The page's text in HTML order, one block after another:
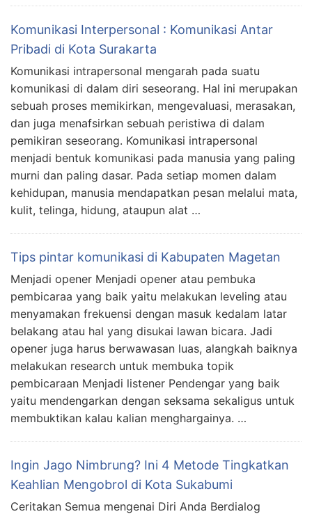
Komunikasi Interpersonal : Komunikasi Antar
Pribadi di Kota Surakarta
Komunikasi intrapersonal mengarah pada suatu
komunikasi di dalam diri seseorang. Hal ini merupakan
sebuah proses memikirkan, mengevaluasi, merasakan,
dan juga menafsirkan sebuah peristiwa di dalam
pemikiran seseorang. Komunikasi intrapersonal
menjadi bentuk komunikasi pada manusia yang paling
murni dan paling dasar. Pada setiap momen dalam
kehidupan, manusia mendapatkan pesan melalui mata,
kulit, telinga, hidung, ataupun alat …
Tips pintar komunikasi di Kabupaten Magetan
Menjadi opener Menjadi opener atau pembuka
pembicaraa yang baik yaitu melakukan leveling atau
menyamakan frekuensi dengan masuk kedalam latar
belakang atau hal yang disukai lawan bicara. Jadi
opener juga harus berwawasan luas, alangkah baiknya
melakukan research untuk membuka topik
pembicaraan Menjadi listener Pendengar yang baik
yaitu mendengarkan dengan seksama sekaligus untuk
membuktikan kalau kalian menghargainya. …
Ingin Jago Nimbrung? Ini 4 Metode Tingkatkan
Keahlian Mengobrol di Kota Sukabumi
Ceritakan Semua mengenai Diri Anda Berdialog